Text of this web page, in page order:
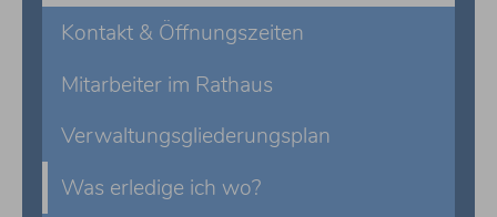
Kontakt & Öffnungszeiten
Mitarbeiter im Rathaus
Verwaltungsgliederungsplan
Was erledige ich wo?